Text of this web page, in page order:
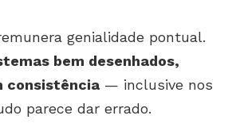
genialidade pontual.
bem desenhados,
consistência — inclusive nos
parece dar errado.